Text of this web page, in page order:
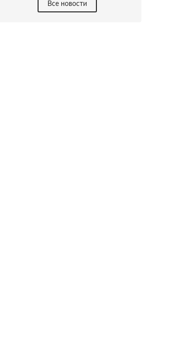
Все новости